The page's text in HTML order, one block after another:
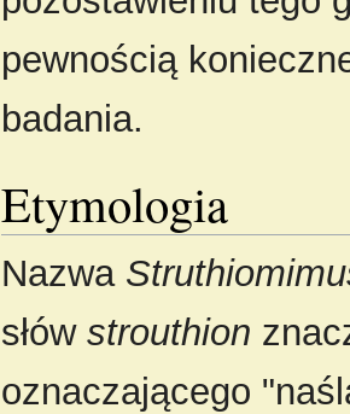
pewnością
badania.
Etymologia
Nazwa
słówstrouthion
oznaczającego